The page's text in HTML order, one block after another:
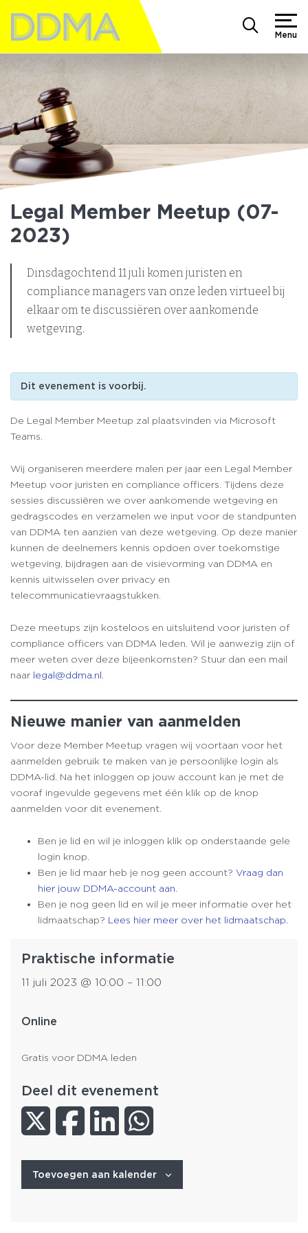
Menu
Legal Member Meetup (07-
2023)
Dinsdagochtend 11 juli komen juristen en
compliance managers van onze leden virtueel bij
elkaar om te discussiëren over aankomende
wetgeving.
Dit evenement is voorbij.
De Legal Member Meetup zal plaatsvinden via Microsoft
Teams.
Wij organiseren meerdere malen per jaar een Legal Member
Meetup voor juristen en compliance officers. Tijdens deze
sessies discussiëren we over aankomende wetgeving en
gedragscodes en verzamelen we input voor de standpunten
van DDMA ten aanzien van deze wetgeving. Op deze manier
kunnen de deelnemers kennis opdoen over toekomstige
wetgeving, bijdragen aan de visievorming van DDMA en
kennis uitwisselen over privacy en
telecommunicatievraagstukken.
Deze meetups zijn kosteloos en uitsluitend voor juristen of
compliance officers van DDMA leden. Wil je aanwezig zijn of
meer weten over deze bijeenkomsten? Stuur dan een mail
naar legal@ddma.nl
Nieuwe manier van aanmelden
Voor deze Member Meetup vragen wij voortaan voor het
aanmelden gebruik te maken van je persoonlijke login als
DDMA-lid. Na het inloggen op jouw account kan je met de
vooraf ingevulde gegevens met één klik op de knop
aanmelden voor dit evenement.
Ben je lid en wil je inloggen klik op onderstaande gele
login knop.
Ben je lid maar heb je nog geen account? Vraag dan
hier jouw DDMA-account aan.
Ben je nog geen lid en wil je meer informatie over het
lidmaatschap? Lees hier meer over het lidmaatschap.
Praktische informatie
11 juli 2023 @ 10:00 – 11:00
Online
Gratis voor DDMA leden
Deel dit evenement
Toevoegen aan kalender